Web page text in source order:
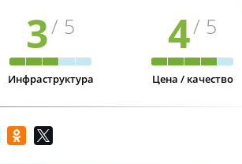
3/ 5
Инфраструктура
4/ 5
Цена / качество